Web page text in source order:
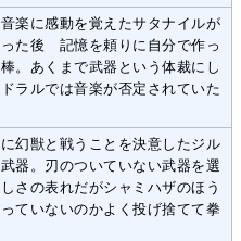
楽に感動を覚えたサタナイルが
た後 記憶を頼りに自分で作っ
。あくまで武器という体裁にし
ラルでは音楽が否定されていた
幻獣と戦うことを決意したジル
器。刃のついていない武器を選
さの表れだがシャミハザのほう
ていないのかよく投げ捨てて拳